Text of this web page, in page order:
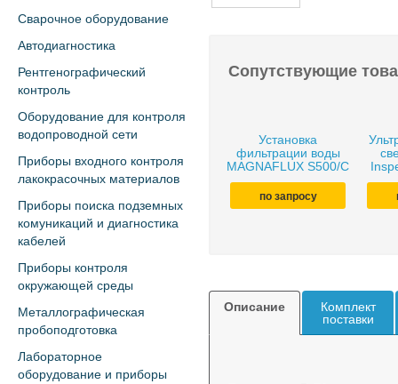
Сварочное оборудование
Автодиагностика
Рентгенографический
контроль
Оборудование для контроля
водопроводной сети
Приборы входного контроля
лакокрасочных материалов
Приборы поиска подземных
комуникаций и диагностика
кабелей
Приборы контроля
окружающей среды
Металлографическая
пробоподготовка
Лабораторное
оборудование и приборы
Сопутствующие
Установка
фильтрации воды
MAGNAFLUX S500/C
по запросу
Описание
Комплект
поставки